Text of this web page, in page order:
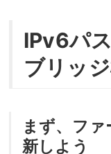
IPv6パ
ブリッ
まず、フ
新しよう